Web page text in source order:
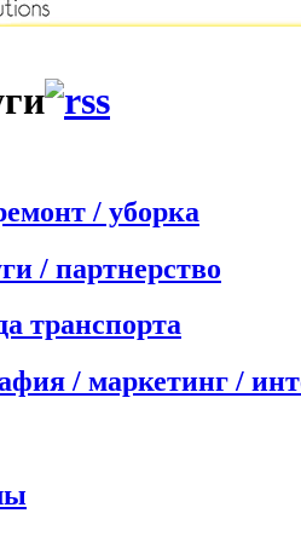
/ уборка
/ партнерство
транспорта
/ маркетинг /